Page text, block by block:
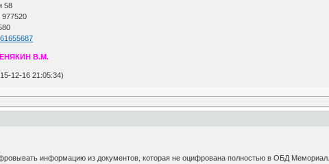
58
В.М.
12-16 21:05:34)
информацию из документов, которая не оцифрована полностью в ОБД